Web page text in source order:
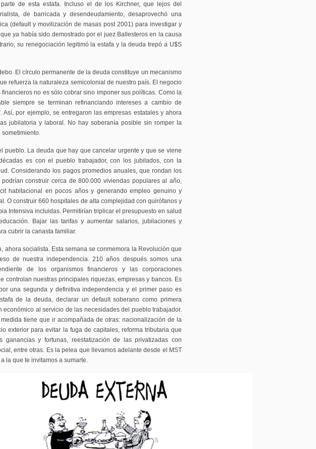
de esta estafa. Incluso el de los Kirchner, que lejos del
de barricada y desendeudamiento, desaprovechó una
(default y movilización de masas post 2001) para investigar y
ya había sido demostrado por el juez Ballesteros en la causa
su renegociación legitimó la estafa y la deuda trepó a U$S
El círculo permanente de la deuda constituye un mecanismo
refuerza la naturaleza semicolonial de nuestro país. El negocio
no es sólo cobrar sino imponer sus políticas. Como la
siempre se terminan refinanciando intereses a cambio de
Así, por ejemplo, se entregaron las empresas estatales y ahora
jubilatoria y laboral. No hay soberanía posible sin romper la
pueblo. La deuda que hay que cancelar urgente y que se viene
es con el pueblo trabajador, con los jubilados, con la
Considerando los pagos promedios anuales, que rondan los
construir cerca de 800.000 viviendas populares al año,
habitacional en pocos años y generando empleo genuino y
O construir 660 hospitales de alta complejidad con quirófanos y
Intensiva incluidas. Permitirían triplicar el presupuesto en salud
Bajar las tarifas y aumentar salarios, jubilaciones y
cubrir la canasta familiar.
ahora socialista. Esta semana se conmemora la Revolución que
de nuestra independencia. 210 años después somos una
de los organismos financieros y las corporaciones
controlan nuestras principales riquezas, empresas y bancos. Es
una segunda y definitiva independencia y el primer paso es
de la deuda, declarar un default soberano como primera
económico al servicio de las necesidades del pueblo trabajador.
medida tiene que ir acompañada de otras: nacionalización de la
exterior para evitar la fuga de capitales, reforma tributaria que
ganancias y fortunas, reestatización de las privatizadas con
entre otras. Es la pelea que llevamos adelante desde el MST
la que te invitamos a sumarte.